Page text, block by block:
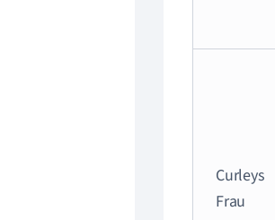
Curleys
Frau